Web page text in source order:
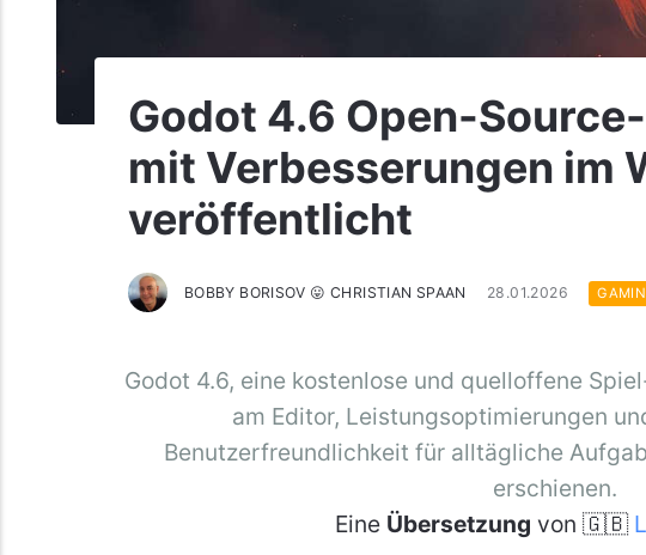
Godot 4.6 Open-
mit Verbesserungen im
veröffentlicht
BOBBY BORISOV 😛 CHRISTIAN SPAAN 28.01.2026
Godot 4.6, eine kostenlose und quelloffene
am Editor, Leistungsoptimierungen
Benutzerfreundlichkeit für alltägliche
erschienen.
Eine Übersetzung von 🇬🇧